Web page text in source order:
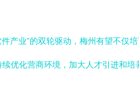
产业”的双轮驱动，梅州有望不仅
优化营商环境，加大人才引进和培